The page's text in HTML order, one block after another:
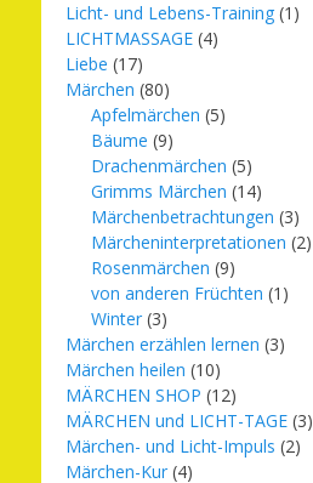
Licht- und Lebens-Training (1)
LICHTMASSAGE (4)
Liebe (17)
Märchen (80)
Apfelmärchen (5)
Bäume (9)
Drachenmärchen (5)
Grimms Märchen (14)
Märchenbetrachtungen (3)
Märcheninterpretationen (2)
Rosenmärchen (9)
von anderen Früchten (1)
Winter (3)
Märchen erzählen lernen (3)
Märchen heilen (10)
MÄRCHEN SHOP (12)
MÄRCHEN und LICHT-TAGE (3)
Märchen- und Licht-Impuls (2)
Märchen-Kur (4)